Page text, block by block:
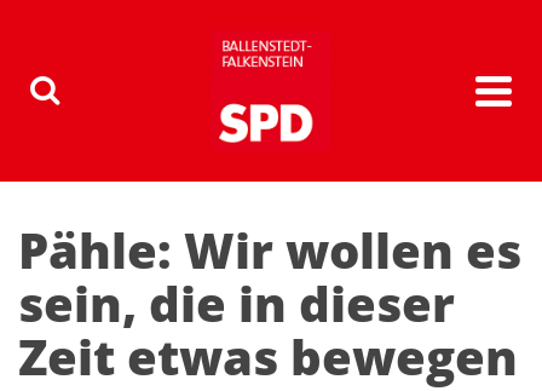
Pähle: Wir wollen es
sein, die in dieser
Zeit etwas bewegen